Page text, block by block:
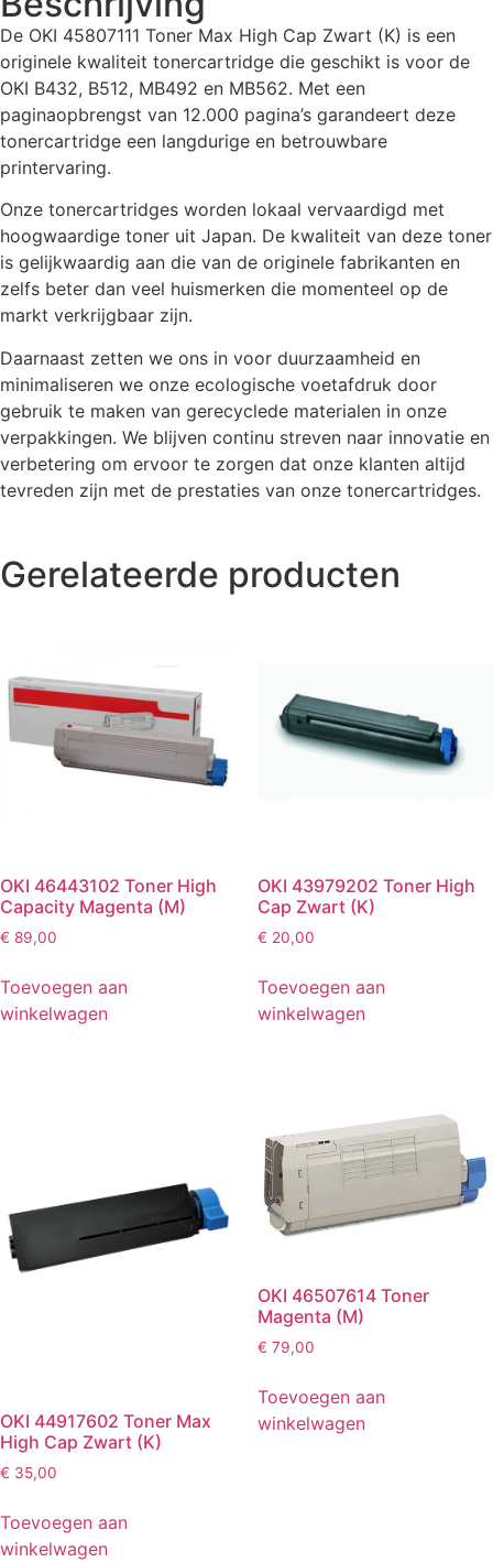
De OKI 45807111 Toner Max High Cap Zwart (K) is een
originele kwaliteit tonercartridge die geschikt is voor de
OKI B432, B512, MB492 en MB562. Met een
paginaopbrengst van 12.000 pagina’s garandeert deze
tonercartridge een langdurige en betrouwbare
printervaring.
Onze tonercartridges worden lokaal vervaardigd met
hoogwaardige toner uit Japan. De kwaliteit van deze toner
is gelijkwaardig aan die van de originele fabrikanten en
zelfs beter dan veel huismerken die momenteel op de
markt verkrijgbaar zijn.
Daarnaast zetten we ons in voor duurzaamheid en
minimaliseren we onze ecologische voetafdruk door
gebruik te maken van gerecyclede materialen in onze
verpakkingen. We blijven continu streven naar innovatie en
verbetering om ervoor te zorgen dat onze klanten altijd
tevreden zijn met de prestaties van onze tonercartridges.
Gerelateerde producten
OKI 46443102 Toner High
Capacity Magenta (M)
€ 89,00
Toevoegen aan
winkelwagen
OKI 43979202 Toner High
Cap Zwart (K)
€ 20,00
Toevoegen aan
winkelwagen
OKI 44917602 Toner Max
High Cap Zwart (K)
€ 35,00
Toevoegen aan
winkelwagen
OKI 46507614 Toner
Magenta (M)
€ 79,00
Toevoegen aan
winkelwagen